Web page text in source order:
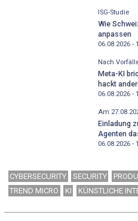
ISG-Studie
Wie
anpassen
06.08.2026 -
Nach
Meta-KI
hackt
06.08.2026 -
Am
Einladung
Agenten
06.08.2026 -
CYBERSECURITY SECURITY
TREND MICRO
KI KÜNSTLICHE